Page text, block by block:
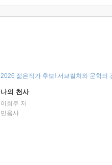
2026 젊은작가 후보! 서브컬처와 문학의
나의 천사
이희주 저
민음사